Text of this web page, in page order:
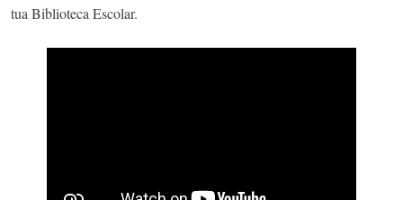
tua Biblioteca Escolar.